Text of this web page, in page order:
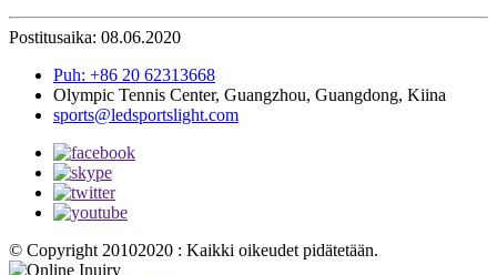
Postitusaika: 08.06.2020
Puh: +86 20 62313668
Olympic Tennis Center, Guangzhou, Guangdong, Kiina
sports@ledsportslight.com
© Copyright 20102020 : Kaikki oikeudet pidätetään.